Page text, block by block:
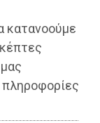
κατανοούμε